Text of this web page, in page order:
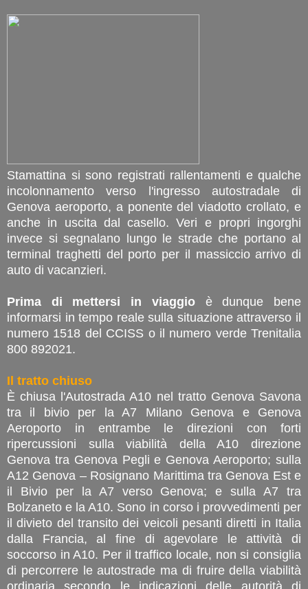
Stamattina si sono registrati rallentamenti e qualche
incolonnamento verso l'ingresso autostradale di
Genova aeroporto, a ponente del viadotto crollato, e
anche in uscita dal casello. Veri e propri ingorghi
invece si segnalano lungo le strade che portano al
terminal traghetti del porto per il massiccio arrivo di
auto di vacanzieri.
Prima di mettersi in viaggioè dunque bene
informarsi in tempo reale sulla situazione attraverso il
numero 1518 del CCISS o il numero verde Trenitalia
800 892021.
Il tratto chiuso
È chiusa l'Autostrada A10 nel tratto Genova Savona
tra il bivio per la A7 Milano Genova e Genova
Aeroporto in entrambe le direzioni con forti
ripercussioni sulla viabilità della A10 direzione
Genova tra Genova Pegli e Genova Aeroporto; sulla
A12 Genova – Rosignano Marittima tra Genova Est e
il Bivio per la A7 verso Genova; e sulla A7 tra
Bolzaneto e la A10. Sono in corso i provvedimenti per
il divieto del transito dei veicoli pesanti diretti in Italia
dalla Francia, al fine di agevolare le attività di
soccorso in A10. Per il traffico locale, non si consiglia
di percorrere le autostrade ma di fruire della viabilità
ordinaria secondo le indicazioni delle autorità di